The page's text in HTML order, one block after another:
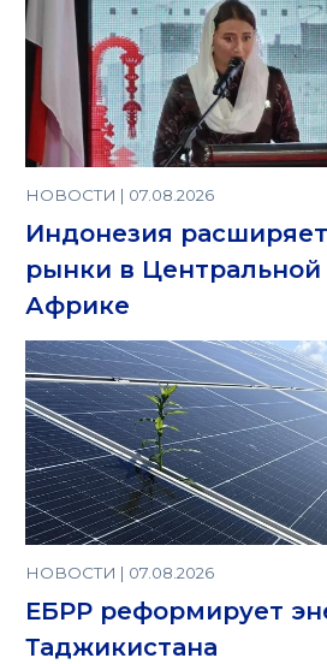
НОВОСТИ | 07.08.2026
Индонезия
рынки в Центральной
Африке
НОВОСТИ | 07.08.2026
ЕБРР реформирует
Таджикистана